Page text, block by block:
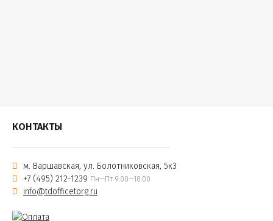
КОНТАКТЫ
м. Варшавская, ул. Болотниковская, 5к3
+7 (495) 212-1239 Пн—Пт 9:00—18:00
info@tdofficetorg.ru